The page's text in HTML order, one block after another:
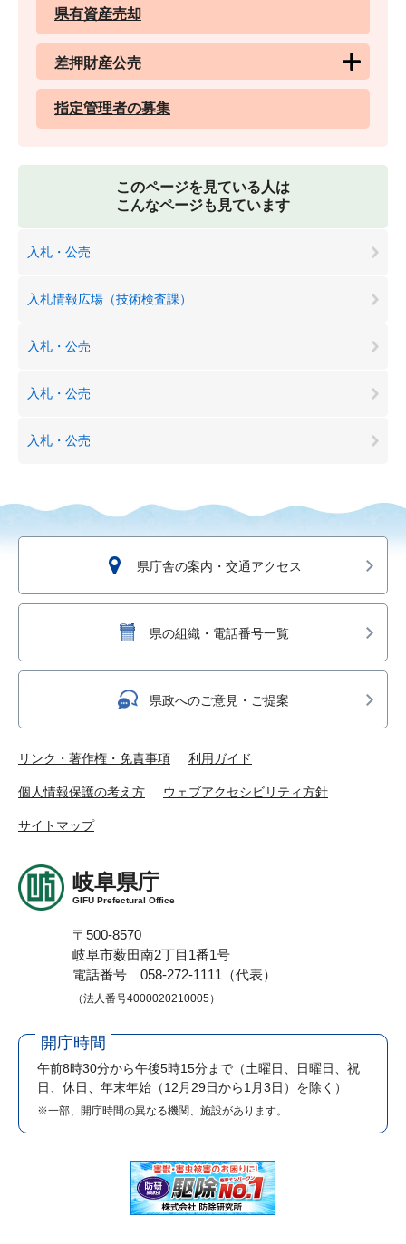
県有資産売却
差押財産公売
指定管理者の募集
このページを見ている人は
こんなページも見ています
入札・公売
入札情報広場（技術検査課）
入札・公売
入札・公売
入札・公売
県庁舎の案内・交通アクセス
県の組織・電話番号一覧
県政へのご意見・ご提案
リンク・著作権・免責事項 利用ガイド
個人情報保護の考え方 ウェブアクセシビリティ方針
サイトマップ
岐阜県庁
GIFU Prefectural Office
〒500-8570
岐阜市薮田南2丁目1番1号
電話番号 058-272-1111（代表）
（法人番号4000020210005）
開庁時間
午前8時30分から午後5時15分まで （土曜日、日曜日、祝
日、休日、年末年始（12月29日から1月3日）を除く）
※一部、開庁時間の異なる機関、施設があります。